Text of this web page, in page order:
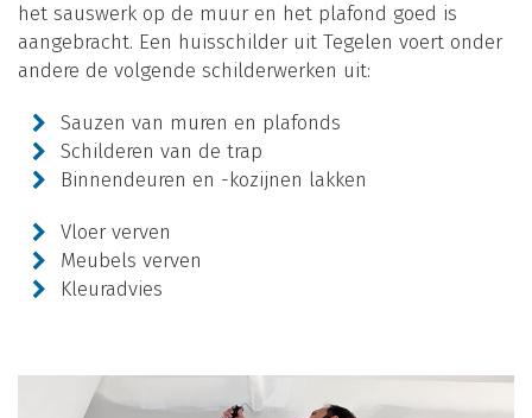
het sauswerk op de muur en het plafond goed is
aangebracht. Een huisschilder uit Tegelen voert onder
andere de volgende schilderwerken uit:
Sauzen van muren en plafonds
Schilderen van de trap
Binnendeuren en -kozijnen lakken
Vloer verven
Meubels verven
Kleuradvies